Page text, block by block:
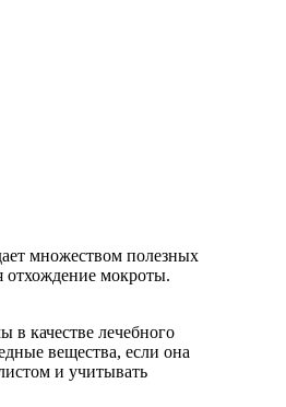
множеством полезных
отхождение мокроты.
в качестве лечебного
вещества, если она
и учитывать